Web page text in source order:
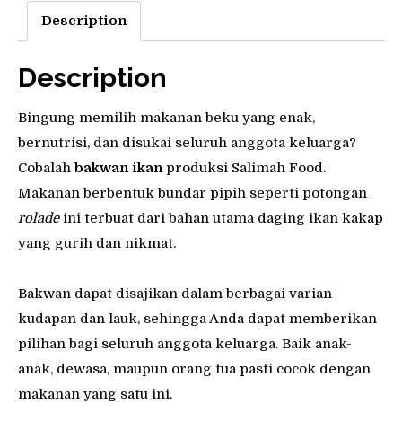
Description
Description
Bingung memilih makanan beku yang enak,
bernutrisi, dan disukai seluruh anggota keluarga?
Cobalahbakwan ikanproduksi Salimah Food.
Makanan berbentuk bundar pipih seperti potongan
roladeini terbuat dari bahan utama daging ikan kakap
yang gurih dan nikmat.
Bakwan dapat disajikan dalam berbagai varian
kudapan dan lauk, sehingga Anda dapat memberikan
pilihan bagi seluruh anggota keluarga. Baik anak-
anak, dewasa, maupun orang tua pasti cocok dengan
makanan yang satu ini.